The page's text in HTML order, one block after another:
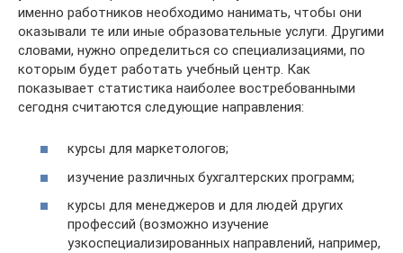
именно работников необходимо нанимать, чтобы они
оказывали те или иные образовательные услуги. Другими
словами, нужно определиться со специализациями, по
которым будет работать учебный центр. Как
показывает статистика наиболее востребованными
сегодня считаются следующие направления:
курсы для маркетологов;
изучение различных бухгалтерских программ;
курсы для менеджеров и для людей других
профессий (возможно изучение
узкоспециализированных направлений, например,